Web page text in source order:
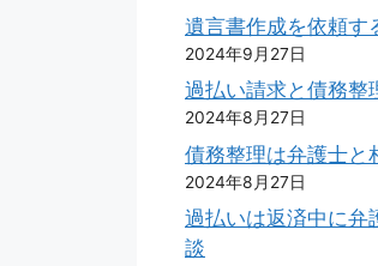
遺言書作成を依頼す
2024年9月27日
過払い請求と債務整
2024年8月27日
債務整理は弁護士と
2024年8月27日
過払いは返済中に弁
談